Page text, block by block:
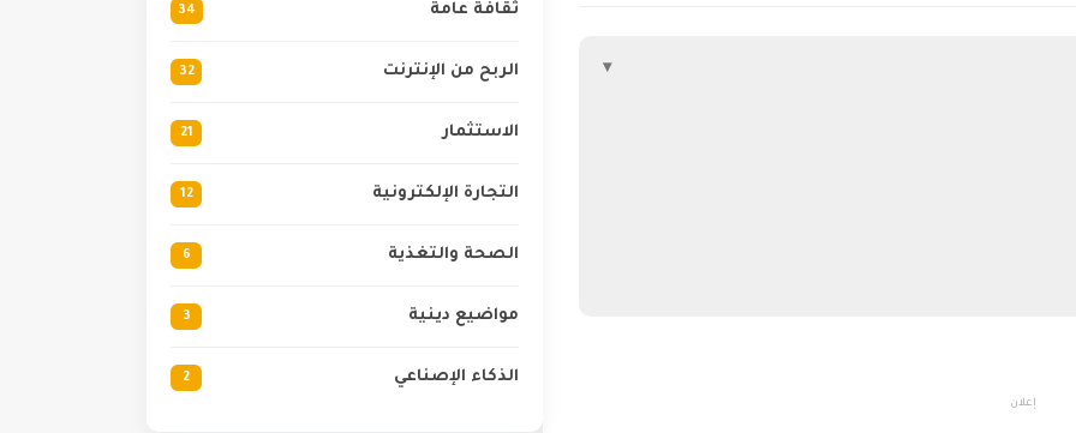
ثقافة عامة 34
الربح من الإنترنت 32
الاستثمار 21
التجارة الإلكترونية 12
الصحة والتغذية 6
مواضيع دينية 3
الذكاء الإصناعي 2